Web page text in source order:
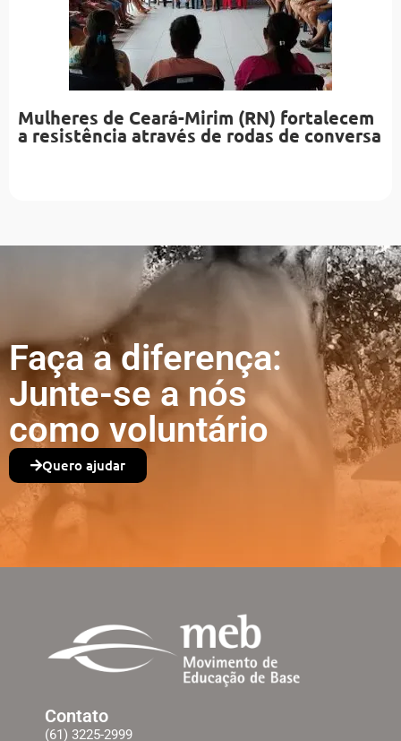
Mulheres de Ceará-Mirim (RN) fortalecem
a resistência através de rodas de conversa
Faça a diferença:
Junte-se a nós
como voluntário
Quero ajudar
Contato
(61) 3225-2999